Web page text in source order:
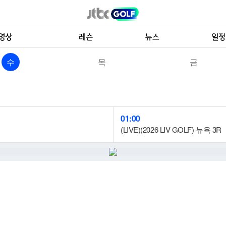
수 목 금
01:00
(LIVE)(2026 LIV GOLF) 뉴욕 3R